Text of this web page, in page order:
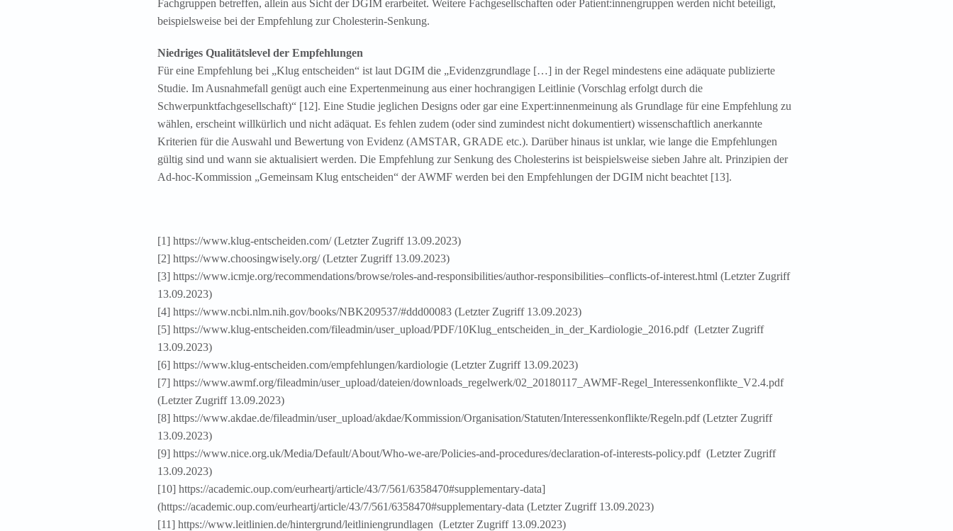
Fachgruppen betreffen, allein aus Sicht der DGIM erarbeitet. Weitere Fachgesellschaften oder Patient:innengruppen werden nicht beteiligt,
beispielsweise bei der Empfehlung zur Cholesterin-Senkung.
Niedriges Qualitätslevel der Empfehlungen
Für eine Empfehlung bei „Klug entscheiden“ ist laut DGIM die „Evidenzgrundlage […] in der Regel mindestens eine adäquate publizierte
Studie. Im Ausnahmefall genügt auch eine Expertenmeinung aus einer hochrangigen Leitlinie (Vorschlag erfolgt durch die
Schwerpunktfachgesellschaft)“ [12]. Eine Studie jeglichen Designs oder gar eine Expert:innenmeinung als Grundlage für eine Empfehlung zu
wählen, erscheint willkürlich und nicht adäquat. Es fehlen zudem (oder sind zumindest nicht dokumentiert) wissenschaftlich anerkannte
Kriterien für die Auswahl und Bewertung von Evidenz (AMSTAR, GRADE etc.). Darüber hinaus ist unklar, wie lange die Empfehlungen
gültig sind und wann sie aktualisiert werden. Die Empfehlung zur Senkung des Cholesterins ist beispielsweise sieben Jahre alt. Prinzipien der
Ad-hoc-Kommission „Gemeinsam Klug entscheiden“ der AWMF werden bei den Empfehlungen der DGIM nicht beachtet [13].
[1] https://www.klug-entscheiden.com/ (Letzter Zugriff 13.09.2023)
[2] https://www.choosingwisely.org/ (Letzter Zugriff 13.09.2023)
[3] https://www.icmje.org/recommendations/browse/roles-and-responsibilities/author-responsibilities–conflicts-of-interest.html (Letzter Zugriff
13.09.2023)
[4] https://www.ncbi.nlm.nih.gov/books/NBK209537/#ddd00083 (Letzter Zugriff 13.09.2023)
[5] https://www.klug-entscheiden.com/fileadmin/user_upload/PDF/10Klug_entscheiden_in_der_Kardiologie_2016.pdf (Letzter Zugriff
13.09.2023)
[6] https://www.klug-entscheiden.com/empfehlungen/kardiologie (Letzter Zugriff 13.09.2023)
[7] https://www.awmf.org/fileadmin/user_upload/dateien/downloads_regelwerk/02_20180117_AWMF-Regel_Interessenkonflikte_V2.4.pdf
(Letzter Zugriff 13.09.2023)
[8] https://www.akdae.de/fileadmin/user_upload/akdae/Kommission/Organisation/Statuten/Interessenkonflikte/Regeln.pdf (Letzter Zugriff
13.09.2023)
[9] https://www.nice.org.uk/Media/Default/About/Who-we-are/Policies-and-procedures/declaration-of-interests-policy.pdf (Letzter Zugriff
13.09.2023)
[10] https://academic.oup.com/eurheartj/article/43/7/561/6358470#supplementary-data]
(https://academic.oup.com/eurheartj/article/43/7/561/6358470#supplementary-data (Letzter Zugriff 13.09.2023)
[11] https://www.leitlinien.de/hintergrund/leitliniengrundlagen (Letzter Zugriff 13.09.2023)